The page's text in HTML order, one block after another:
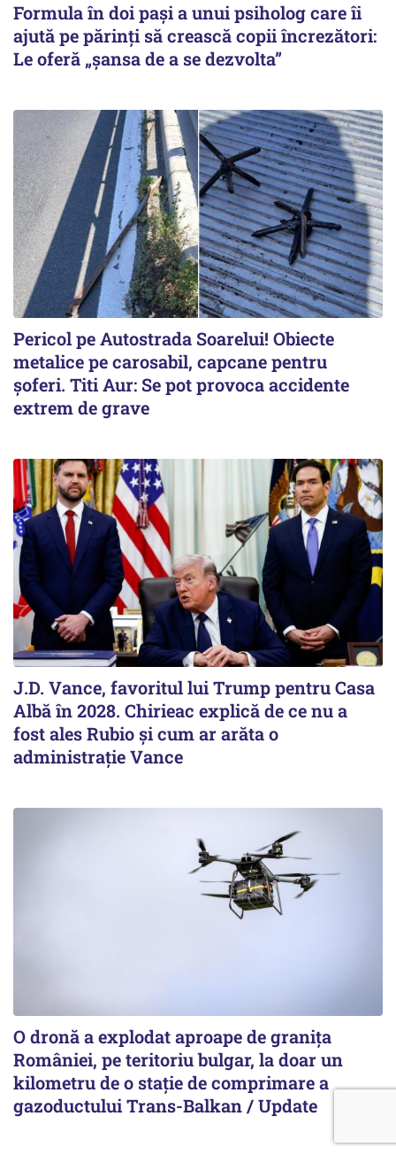
Formula în doi pași a unui psiholog care îi
ajută pe părinți să crească copii încrezători:
Le oferă „șansa de a se dezvolta”
Pericol pe Autostrada Soarelui! Obiecte
metalice pe carosabil, capcane pentru
șoferi. Titi Aur: Se pot provoca accidente
extrem de grave
J.D. Vance, favoritul lui Trump pentru Casa
Albă în 2028. Chirieac explică de ce nu a
fost ales Rubio și cum ar arăta o
administrație Vance
O dronă a explodat aproape de granița
României, pe teritoriu bulgar, la doar un
kilometru de o stație de comprimare a
gazoductului Trans-Balkan / Update